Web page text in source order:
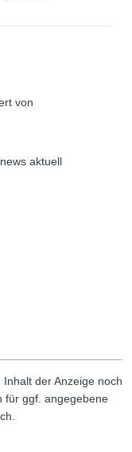
von
aktuell
der Anzeige noch
für ggf. angegebene